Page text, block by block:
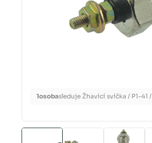
1osobasleduje Žhavící svíčka / P1-41 /